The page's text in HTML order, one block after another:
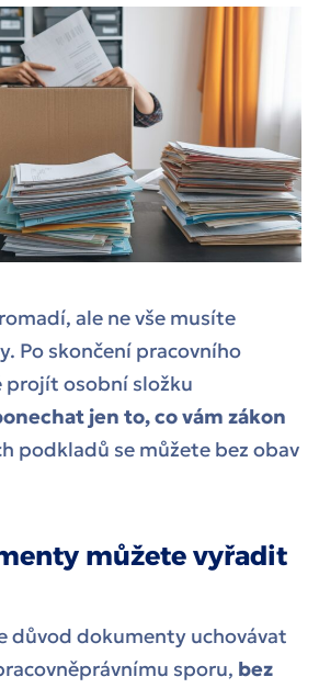
Nezávazně poptat
ale ne vše musíte
Po skončení pracovního
projít osobní složku
jen to, co vám zákon
podkladů se můžete bez obav
můžete vyřadit
důvod dokumenty uchovávat
sporu, bez